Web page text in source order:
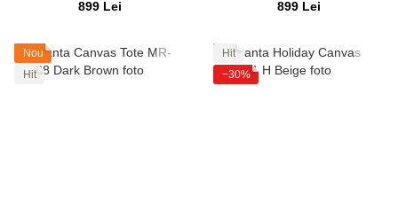
899 Lei 899 Lei
Nou
Hit
Hit
−30%